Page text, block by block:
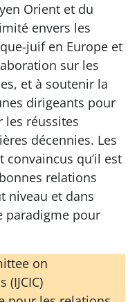
Orient et du
envers les
juif en Europe et
sur les
et à soutenir la
dirigeants pour
les réussites
décennies. Les
qu’il est
relations
niveau et dans
paradigme pour
on